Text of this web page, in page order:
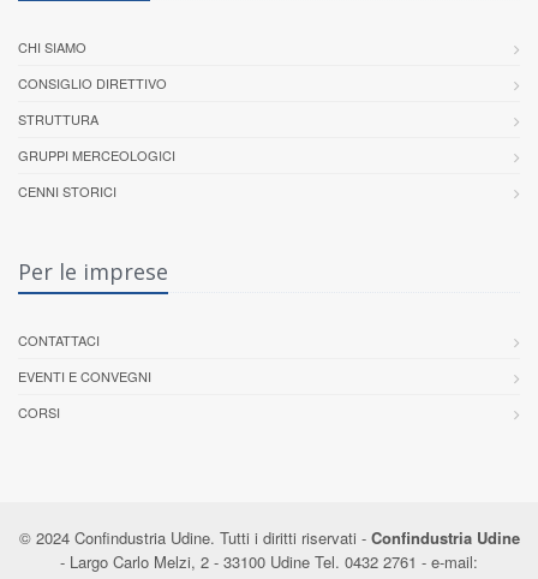
CHI SIAMO
CONSIGLIO DIRETTIVO
STRUTTURA
GRUPPI MERCEOLOGICI
CENNI STORICI
Per le imprese
CONTATTACI
EVENTI E CONVEGNI
CORSI
© 2024 Confindustria Udine. Tutti i diritti riservati - Confindustria Udine
- Largo Carlo Melzi, 2 - 33100 Udine Tel. 0432 2761 - e-mail: